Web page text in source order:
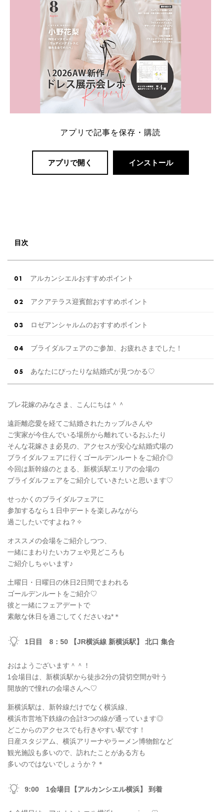
アプリで記事を保存・購読
アプリで開く インストール
目次
アルカンシエルおすすめポイント
アクアテラス迎賓館おすすめポイント
ロゼアンシャルムのおすすめポイント
ブライダルフェアのご参加、お疲れさまでした！
あなたにぴったりな結婚式が見つかる♡
プレ花嫁のみなさま、こんにちは＾＾
遠距離恋愛を経てご結婚されたカップルさんや
ご実家が今住んでいる場所から離れているおふたり
そんな花嫁さま必見の、アクセスが安心な結婚式場の
ブライダルフェアに行くゴールデンルートをご紹介◎
今回は新幹線のとまる、新横浜駅エリアの会場の
ブライダルフェアをご紹介していきたいと思います♡
せっかくのブライダルフェアに
参加するなら１日中デートを楽しみながら
過ごしたいですよね？✧
オススメの会場をご紹介しつつ、
一緒にまわりたいカフェや見どころも
ご紹介しちゃいます♪
土曜日・日曜日の休日2日間でまわれる
ゴールデンルートをご紹介♡
彼と一緒にフェアデートで
素敵な休日を過ごしてくださいね*＊
1日目 8：50 【JR横浜線 新横浜駅】 北口 集合
おはようございます＾＾！
1会場目は、新横浜駅から徒歩2分の貸切空間が叶う
開放的で憧れの会場さんへ♡
新横浜駅は、新幹線だけでなく横浜線、
横浜市営地下鉄線の合計3つの線が通っています◎
どこからのアクセスでも行きやすい駅です！
日産スタジアム、横浜アリーナやラーメン博物館など
観光施設も多いので、訪れたことがある方も
多いのではないでしょうか？＊
9:00 1会場目【アルカンシエル横浜】 到着